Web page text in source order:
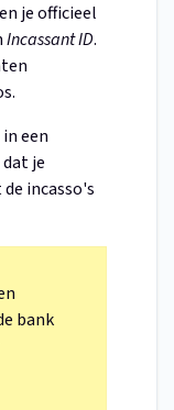
je officieel
Incassant ID.
een
je
incasso's
bank